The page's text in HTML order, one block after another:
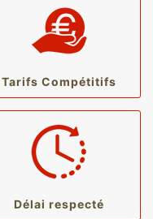
Tarifs Compétitifs
Délai respecté